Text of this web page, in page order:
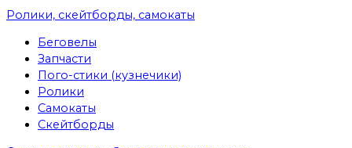
Ролики, скейтборды, самокаты
Беговелы
Запчасти
Пого-стики (кузнечики)
Ролики
Самокаты
Скейтборды